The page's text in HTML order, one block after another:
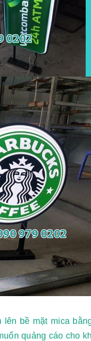
bề mặt mica
quảng cáo cho